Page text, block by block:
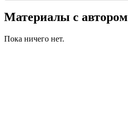
Материалы с автором
Пока ничего нет.